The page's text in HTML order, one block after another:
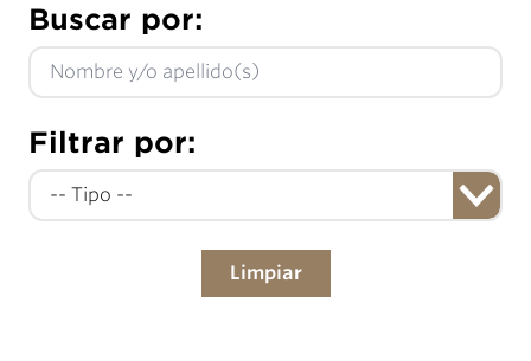
Buscar por:
Filtrar por:
Limpiar